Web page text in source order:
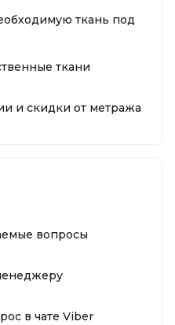
ткань под
ткани
и скидки от метража
вопросы
в чате Viber